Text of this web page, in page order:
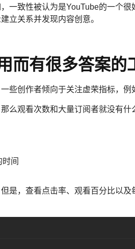
一致性被认为是YouTube的一个
立关系并发现内容创意。
而有很多答案的
些创作者倾向于关注虚荣指标，例
么观看次数和大量订阅者就没有什
间
是，查看点击率、观看百分比以及